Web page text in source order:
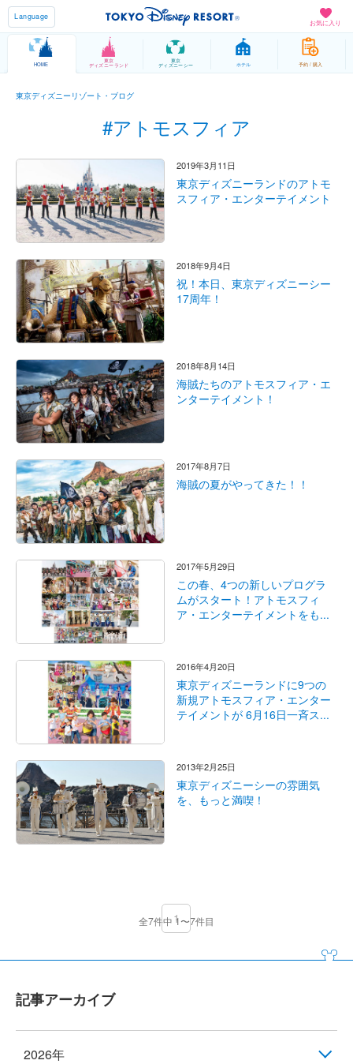
お気に入り
Language
HOME
東京
ディズニーランド
東京
ディズニーシー ホテル 予約 / 購入
東京ディズニーリゾート・ブログ
#アトモスフィア
2019年3月11日
東京ディズニーランドのアトモ
スフィア・エンターテイメント
2018年9月4日
祝！本日、東京ディズニーシー
17周年！
2018年8月14日
海賊たちのアトモスフィア・エ
ンターテイメント！
2017年8月7日
海賊の夏がやってきた！！
2017年5月29日
この春、4つの新しいプログラ
ムがスタート！アトモスフィ
ア・エンターテイメントをも...
2016年4月20日
東京ディズニーランドに9つの
新規アトモスフィア・エンター
テイメントが 6月16日一斉ス...
2013年2月25日
東京ディズニーシーの雰囲気
を、もっと満喫！
1
全7件中 1〜7件目
記事アーカイブ
2026年